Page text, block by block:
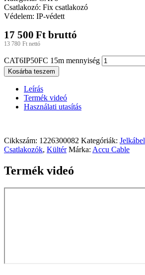
Csatlakozó: Fix csatlakozó
Védelem: IP-védett
17 500 Ft bruttó
13 780 Ft nettó
CAT6IP50FC 15m mennyiség
Kosárba teszem
Leírás
Termék videó
Használati utasítás
Cikkszám: 1226300082 Kategóriák: Jelkábel
Csatlakozók, Kültér Márka: Accu Cable
Termék videó